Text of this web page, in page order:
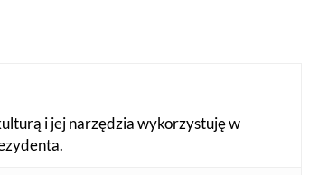
i jej narzędzia wykorzystuję w